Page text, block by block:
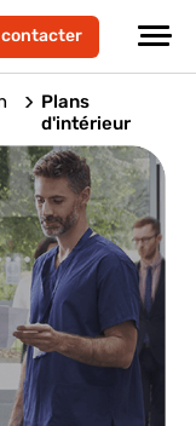
contacter
Plans
d'intérieur